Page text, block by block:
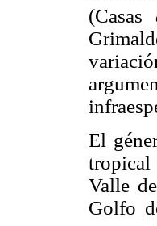
(Casas
El
Valle
Golfo